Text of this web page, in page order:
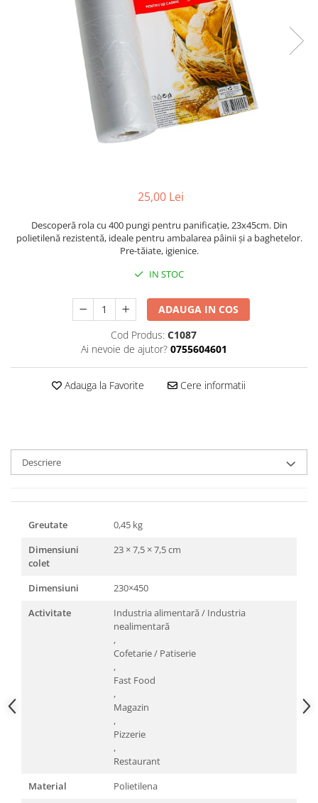
Cutii Clasice CO3 (BAX)
Cutii Clasice CO5 (BAX)
Cutii Cofetarie/ Patiserie
Cutii Prajituri Blank
Cutii Prajituri cu Display
Cutii Prajituri Generic
Cutii Fast Food Blank
Cutii Fast Food Generic
Cutii Pizza Generic
Triunghiuri si accesorii pizza
Sacose Plastic
25,00 Lei
Descoperă rola cu 400 pungi pentru panificație, 23x45cm. Din
polietilenă rezistentă, ideale pentru ambalarea pâinii și a baghetelor.
Pre-tăiate, igienice.
IN STOC
ADAUGA IN COS
Cod Produs: C1087
Ai nevoie de ajutor? 0755604601
Adauga la Favorite Cere informatii
Descriere
Greutate
0,45 kg
Dimensiuni
colet
23 × 7,5 × 7,5 cm
Dimensiuni
230×450
Activitate
Industria alimentară / Industria
nealimentară
,
Cofetarie / Patiserie
,
Fast Food
,
Magazin
,
Pizzerie
,
Restaurant
Material
Polietilena